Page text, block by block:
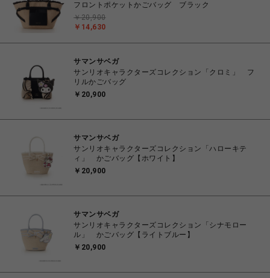
フロントポケットかごバッグ ブラック
￥14,630
￥20,900
サマンサベガ
サンリオキャラクターズコレクション「クロミ」 フ
リルかごバッグ
￥20,900
サマンサベガ
サンリオキャラクターズコレクション「ハローキテ
ィ」 かごバッグ【ホワイト】
￥20,900
サマンサベガ
サンリオキャラクターズコレクション「シナモロー
ル」 かごバッグ【ライトブルー】
￥20,900